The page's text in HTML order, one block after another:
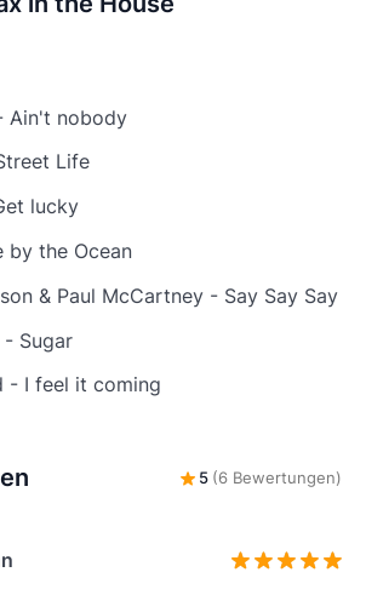
Ain't nobody
Life
lucky
by the Ocean
& Paul McCartney - Say Say Say
- Sugar
- I feel it coming
5 (6 Bewertungen)